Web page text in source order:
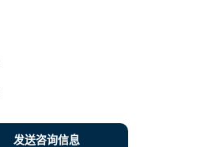
发送咨询信息